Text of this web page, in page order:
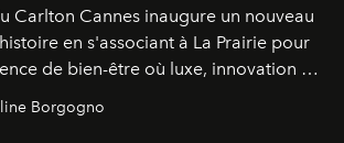
Carlton Cannes inaugure un nouveau
en s'associant à La Prairie pour
de bien-être où luxe, innovation et
Borgogno